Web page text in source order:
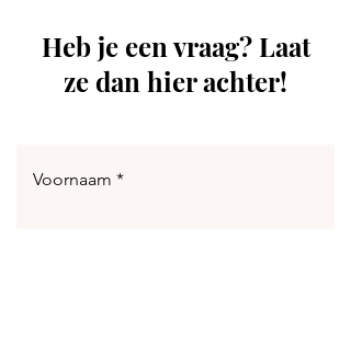
Heb je een vraag? Laat
ze dan hier achter!
Voornaam